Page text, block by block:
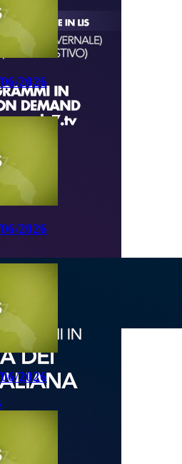
2026
2026
2026